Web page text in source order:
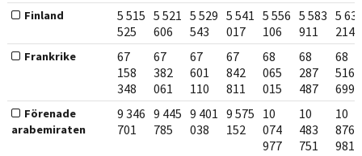
Finland
5 515
525
5 521
606
5 529
543
5 541
017
5 556
106
5 583
911
5
214
Frankrike
67
158
348
67
382
061
67
601
110
67
842
811
68
065
015
68
287
487
68
516
699
Förenade
arabemiraten
9 346
701
9 445
785
9 401
038
9 575
152
10
074
977
10
483
751
10
876
981